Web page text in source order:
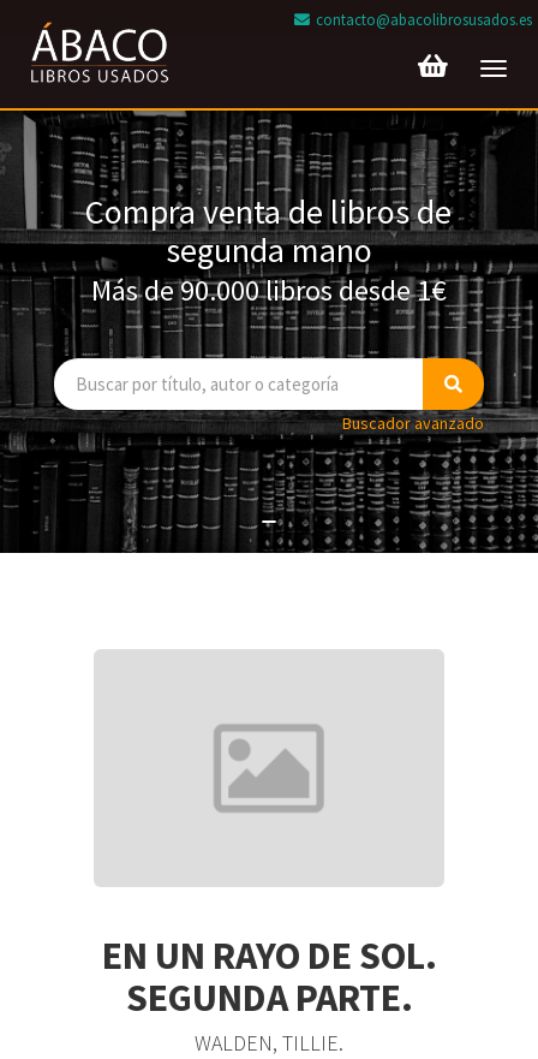
contacto@abacolibrosusados.es
Compra venta de libros de
segunda mano
Más de 90.000 libros desde 1€
Buscador avanzado
EN UN RAYO DE SOL.
SEGUNDA PARTE.
WALDEN, TILLIE.